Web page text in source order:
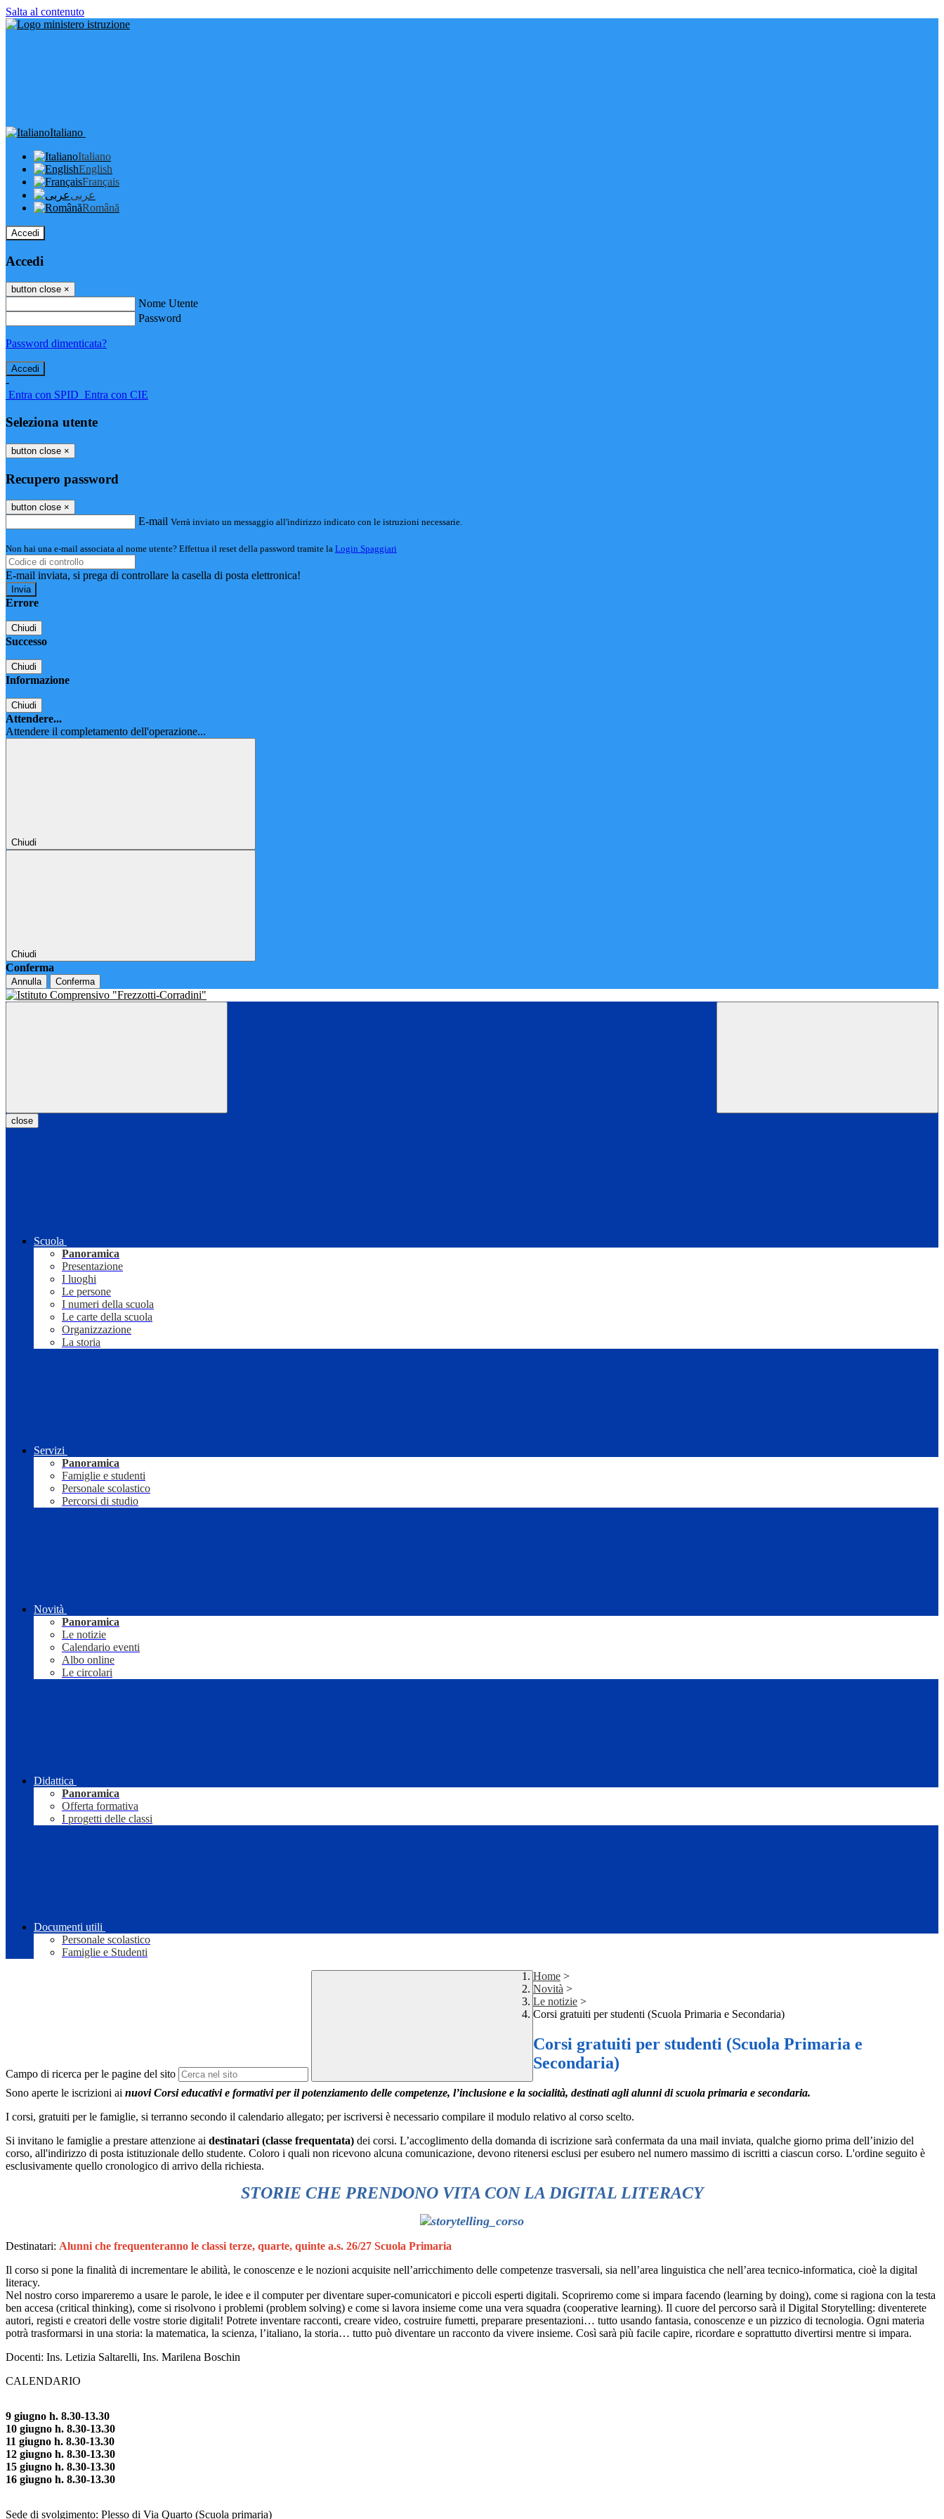
Salta al contenuto
Italiano
Italiano
English
Français
عربى
Română
Accedi
Accedi
button close ×
Nome Utente
Password
Password dimenticata?
-
Entra con SPID Entra con CIE
Seleziona utente
button close ×
Recupero password
button close ×
E-mail Verrà inviato un messaggio all'indirizzo indicato con le istruzioni necessarie.
Non hai una e-mail associata al nome utente? Effettua il reset della password tramite la Login Spaggiari
E-mail inviata, si prega di controllare la casella di posta elettronica!
Errore
Chiudi
Successo
Chiudi
Informazione
Chiudi
Attendere...
Attendere il completamento dell'operazione...
Chiudi
Chiudi
Conferma
Annulla Conferma
close
Scuola
Panoramica
Presentazione
I luoghi
Le persone
I numeri della scuola
Le carte della scuola
Organizzazione
La storia
Servizi
Panoramica
Famiglie e studenti
Personale scolastico
Percorsi di studio
Novità
Panoramica
Le notizie
Calendario eventi
Albo online
Le circolari
Didattica
Panoramica
Offerta formativa
I progetti delle classi
Documenti utili
Personale scolastico
Famiglie e Studenti
Campo di ricerca per le pagine del sito
Home >
Novità >
Le notizie >
Corsi gratuiti per studenti (Scuola Primaria e Secondaria)
Corsi gratuiti per studenti (Scuola Primaria e
Secondaria)
Sono aperte le iscrizioni ai nuovi Corsi educativi e formativi per il potenziamento delle competenze, l’inclusione e la socialità, destinati agli alunni di scuola primaria e secondaria.
I corsi, gratuiti per le famiglie, si terranno secondo il calendario allegato; per iscriversi è necessario compilare il modulo relativo al corso scelto.
Si invitano le famiglie a prestare attenzione ai destinatari (classe frequentata) dei corsi. L’accoglimento della domanda di iscrizione sarà confermata da una mail inviata, qualche giorno prima dell’inizio del
corso, all'indirizzo di posta istituzionale dello studente. Coloro i quali non ricevono alcuna comunicazione, devono ritenersi esclusi per esubero nel numero massimo di iscritti a ciascun corso. L'ordine seguito è
esclusivamente quello cronologico di arrivo della richiesta.
STORIE CHE PRENDONO VITA CON LA DIGITAL LITERACY
Destinatari: Alunni che frequenteranno le classi terze, quarte, quinte a.s. 26/27 Scuola Primaria
Il corso si pone la finalità di incrementare le abilità, le conoscenze e le nozioni acquisite nell’arricchimento delle competenze trasversali, sia nell’area linguistica che nell’area tecnico-informatica, cioè la digital
literacy.
Nel nostro corso impareremo a usare le parole, le idee e il computer per diventare super‑comunicatori e piccoli esperti digitali. Scopriremo come si impara facendo (learning by doing), come si ragiona con la testa
ben accesa (critical thinking), come si risolvono i problemi (problem solving) e come si lavora insieme come una vera squadra (cooperative learning). Il cuore del percorso sarà il Digital Storytelling: diventerete
autori, registi e creatori delle vostre storie digitali! Potrete inventare racconti, creare video, costruire fumetti, preparare presentazioni… tutto usando fantasia, conoscenze e un pizzico di tecnologia. Ogni materia
potrà trasformarsi in una storia: la matematica, la scienza, l’italiano, la storia… tutto può diventare un racconto da vivere insieme. Così sarà più facile capire, ricordare e soprattutto divertirsi mentre si impara.
Docenti: Ins. Letizia Saltarelli, Ins. Marilena Boschin
CALENDARIO
9 giugno h. 8.30-13.30
10 giugno h. 8.30-13.30
11 giugno h. 8.30-13.30
12 giugno h. 8.30-13.30
15 giugno h. 8.30-13.30
16 giugno h. 8.30-13.30
Sede di svolgimento: Plesso di Via Quarto (Scuola primaria)